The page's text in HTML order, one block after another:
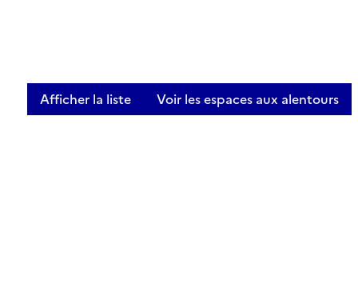
Afficher la liste Voir les espaces aux alentours